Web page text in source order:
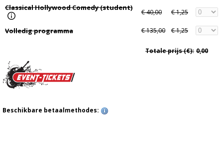
Classical Hollywood Comedy (student)
€ 40,00 € 1,25
Volledig programma € 135,00 € 1,25
Totale prijs (€): 0,00
Beschikbare betaalmethodes: